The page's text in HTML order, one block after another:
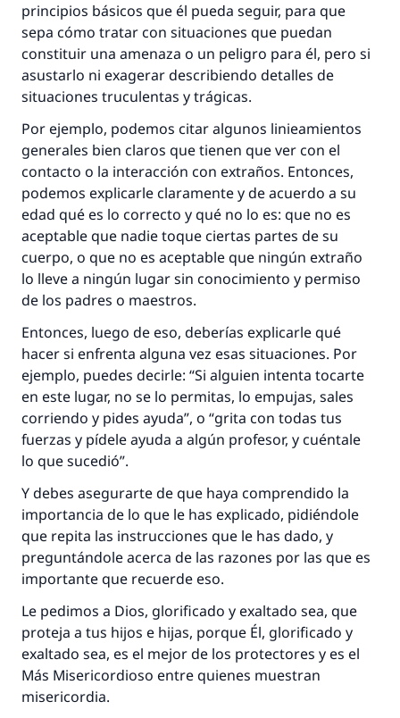
principios básicos que él pueda seguir, para que
sepa cómo tratar con situaciones que puedan
constituir una amenaza o un peligro para él, pero si
asustarlo ni exagerar describiendo detalles de
situaciones truculentas y trágicas.
Por ejemplo, podemos citar algunos linieamientos
generales bien claros que tienen que ver con el
contacto o la interacción con extraños. Entonces,
podemos explicarle claramente y de acuerdo a su
edad qué es lo correcto y qué no lo es: que no es
aceptable que nadie toque ciertas partes de su
cuerpo, o que no es aceptable que ningún extraño
lo lleve a ningún lugar sin conocimiento y permiso
de los padres o maestros.
Entonces, luego de eso, deberías explicarle qué
hacer si enfrenta alguna vez esas situaciones. Por
ejemplo, puedes decirle: “Si alguien intenta tocarte
en este lugar, no se lo permitas, lo empujas, sales
corriendo y pides ayuda”, o “grita con todas tus
fuerzas y pídele ayuda a algún profesor, y cuéntale
lo que sucedió”.
Y debes asegurarte de que haya comprendido la
importancia de lo que le has explicado, pidiéndole
que repita las instrucciones que le has dado, y
preguntándole acerca de las razones por las que es
importante que recuerde eso.
Le pedimos a Dios, glorificado y exaltado sea, que
proteja a tus hijos e hijas, porque Él, glorificado y
exaltado sea, es el mejor de los protectores y es el
Más Misericordioso entre quienes muestran
misericordia.
La respuesta no. 110845 salvó un
matrimonio.
Desde la Q hasta la A, su contribución ayuda a
IslamQA.
Profeta ﷺ dijo:
"Una persona que orienta a otros a hacer el
bien obtendrá la misma recompensa que
aquellos que lo realicen."
Contribuir